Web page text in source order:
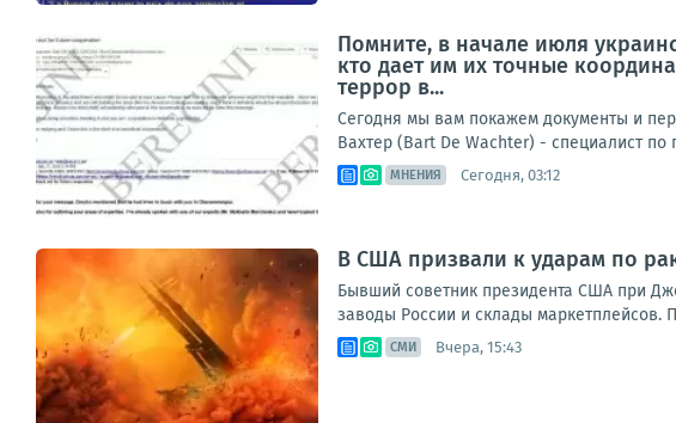
Помните, в начале июля
кто дает им их точные
террор в...
Сегодня мы вам покажем документы и
Вахтер (Bart De Wachter) - специалист по
МНЕНИЯ Сегодня, 03:12
В США призвали к ударам по
Бывший советник президента США при
заводы России и склады маркетплейсов.
СМИ Вчера, 15:43